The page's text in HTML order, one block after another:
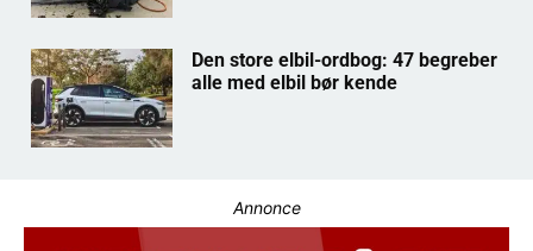
Den store elbil-ordbog: 47 begreber
alle med elbil bør kende
Annonce